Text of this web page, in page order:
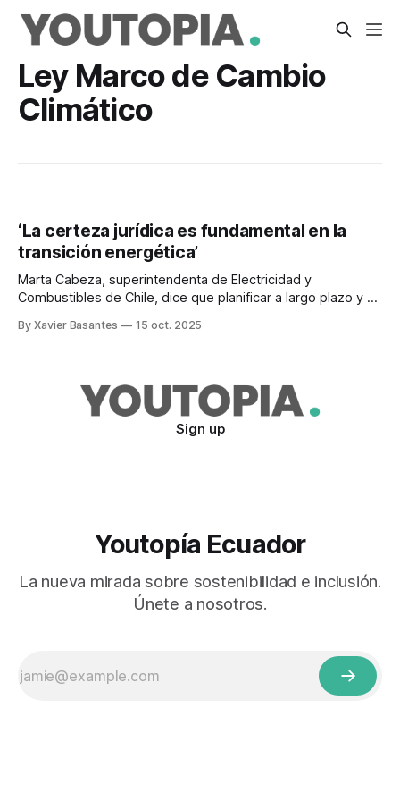
Ley Marco de Cambio
Climático
‘La certeza jurídica es fundamental en la
transición energética’
Marta Cabeza, superintendenta de Electricidad y
Combustibles de Chile, dice que planificar a largo plazo y un
By Xavier Basantes 15 oct. 2025
Sign up
Youtopía Ecuador
La nueva mirada sobre sostenibilidad e inclusión.
Únete a nosotros.